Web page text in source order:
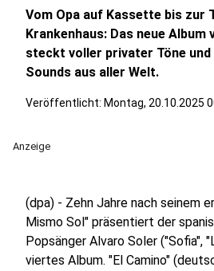
Vom Opa auf Kassette bis zur
Krankenhaus: Das neue Album
steckt voller privater Töne
Sounds aus aller Welt.
Veröffentlicht: Montag, 20.10.2025
Anzeige
(dpa) - Zehn Jahre nach seinem
Mismo Sol" präsentiert der
Popsänger Alvaro Soler ("Sofia",
viertes Album. "El Camino"